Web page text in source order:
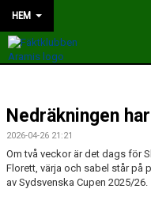
HEM
NYHETER
OM KLUBBEN
KONTAKT
Nedräkningen
2026-04-26 21:21
Om två veckor är det dags för
Florett, värja och sabel står på
av Sydsvenska Cupen 2025/26.